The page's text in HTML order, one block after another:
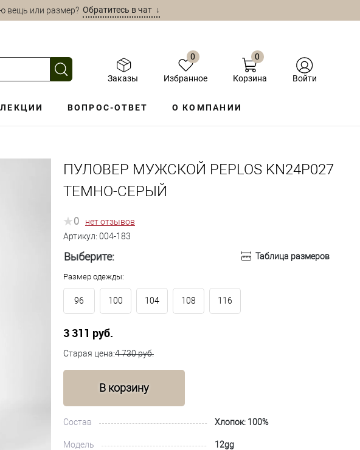
вещь или размер?Обратитесь в чат ↓
Заказы
0
Избранное
0
Корзина Войти
ВОПРОС-ОТВЕТ О КОМПАНИИ
ПУЛОВЕР МУЖСКОЙ PEPLOS KN24P027
ТЕМНО-СЕРЫЙ
0
нет отзывов
Артикул: 004-183
Выберите: Таблица размеров
Размер одежды:
96 100 104 108 116
3 311 руб.
Старая цена:4 730 руб.
В корзину
Состав Хлопок: 100%
Модель 12gg